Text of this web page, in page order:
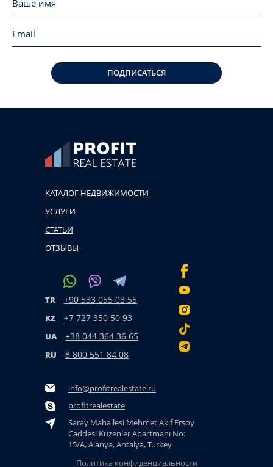
ПОДПИСАТЬСЯ
КАТАЛОГ НЕДВИЖИМОСТИ
УСЛУГИ
СТАТЬИ
ОТЗЫВЫ
TR +90 533 055 03 55
KZ +7 727 350 50 93
UA +38 044 364 36 65
RU 8 800 551 84 08
info@profitrealestate.ru
profitrealestate
Saray Mahallesi Mehmet Akif Ersoy
Caddesi Kuzenler Apartmanı No:
15/A, Alanya, Antalya, Turkey
Политика конфиденциальности